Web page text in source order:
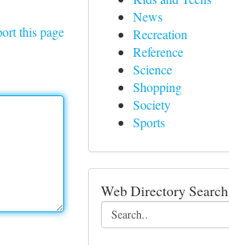
this page
News
Recreation
Reference
Science
Shopping
Society
Sports
Web Directory Search